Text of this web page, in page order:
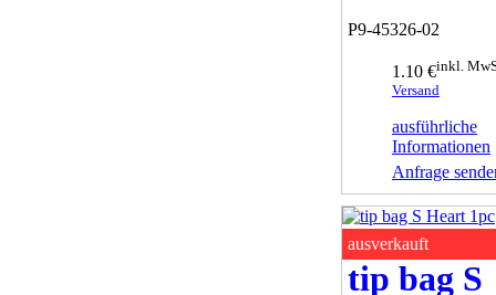
P9-45326-02
1.10 €inkl.
Versand
ausführliche
Informationen
Anfrage
ausverkauft
tip bag S